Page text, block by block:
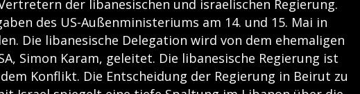
der libanesischen und israelischen Regierung.
des US-Außenministeriums am 14. und 15. Mai in
Die libanesische Delegation wird von dem ehemaligen
Simon Karam, geleitet. Die libanesische Regierung ist
Konflikt. Die Entscheidung der Regierung in Beirut zu